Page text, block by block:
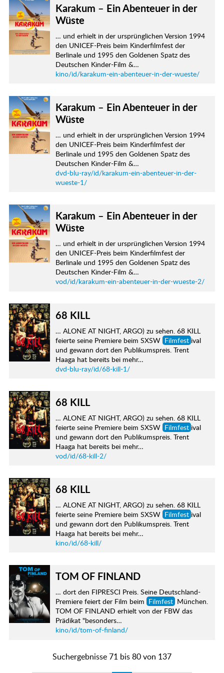
Karakum – Ein Abenteuer in der
Wüste
… und erhielt in der ursprünglichen Version 1994
den UNICEF-Preis beim Kinderfilmfest der
Berlinale und 1995 den Goldenen Spatz des
Deutschen Kinder-Film &…
kino/id/karakum-ein-abenteuer-in-der-wueste/
Karakum – Ein Abenteuer in der
Wüste
… und erhielt in der ursprünglichen Version 1994
den UNICEF-Preis beim Kinderfilmfest der
Berlinale und 1995 den Goldenen Spatz des
Deutschen Kinder-Film &…
dvd-blu-ray/id/karakum-ein-abenteuer-in-der-
wueste-1/
Karakum – Ein Abenteuer in der
Wüste
… und erhielt in der ursprünglichen Version 1994
den UNICEF-Preis beim Kinderfilmfest der
Berlinale und 1995 den Goldenen Spatz des
Deutschen Kinder-Film &…
vod/id/karakum-ein-abenteuer-in-der-wueste-2/
68 KILL
… ALONE AT NIGHT, ARGO) zu sehen. 68 KILL
feierte seine Premiere beim SXSW Filmfest ival
und gewann dort den Publikumspreis. Trent
Haaga hat bereits bei mehr…
dvd-blu-ray/id/68-kill-1/
68 KILL
… ALONE AT NIGHT, ARGO) zu sehen. 68 KILL
feierte seine Premiere beim SXSW Filmfest ival
und gewann dort den Publikumspreis. Trent
Haaga hat bereits bei mehr…
vod/id/68-kill-2/
68 KILL
… ALONE AT NIGHT, ARGO) zu sehen. 68 KILL
feierte seine Premiere beim SXSW Filmfest ival
und gewann dort den Publikumspreis. Trent
Haaga hat bereits bei mehr…
kino/id/68-kill/
TOM OF FINLAND
… dort den FIPRESCI Preis. Seine Deutschland-
Premiere feiert der Film beim Filmfest München.
TOM OF FINLAND erhielt von der FBW das
Prädikat "besonders…
kino/id/tom-of-finland/
Suchergebnisse 71 bis 80 von 137